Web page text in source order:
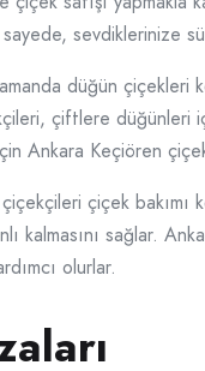
sevdiklerinize
düğün çiçekleri
çiftlere düğünleri
Ankara Keçiören
çiçek
kalmasını sağlar.
olurlar.